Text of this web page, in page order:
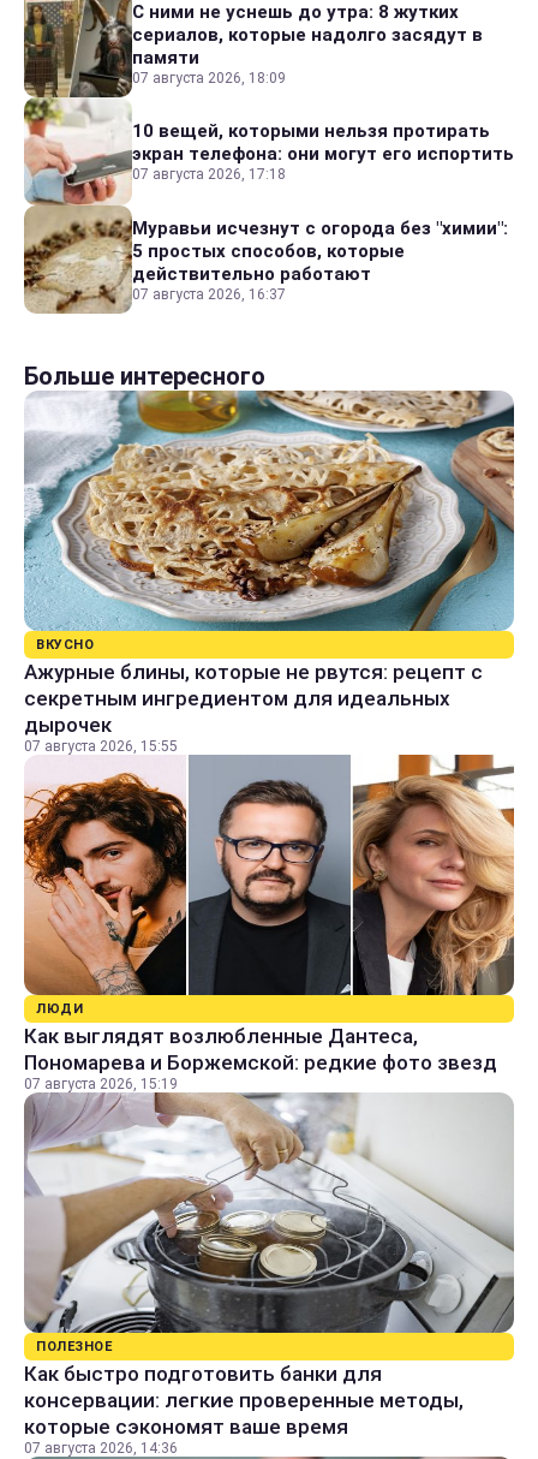
С ними не уснешь до утра: 8 жутких
сериалов, которые надолго засядут в
памяти
07 августа 2026, 18:09
10 вещей, которыми нельзя протирать
экран телефона: они могут его испортить
07 августа 2026, 17:18
Муравьи исчезнут с огорода без "химии":
5 простых способов, которые
действительно работают
07 августа 2026, 16:37
Больше интересного
ВКУСНО
Ажурные блины, которые не рвутся: рецепт с
секретным ингредиентом для идеальных
дырочек
07 августа 2026, 15:55
ЛЮДИ
Как выглядят возлюбленные Дантеса,
Пономарева и Боржемской: редкие фото звезд
07 августа 2026, 15:19
ПОЛЕЗНОЕ
Как быстро подготовить банки для
консервации: легкие проверенные методы,
которые сэкономят ваше время
07 августа 2026, 14:36